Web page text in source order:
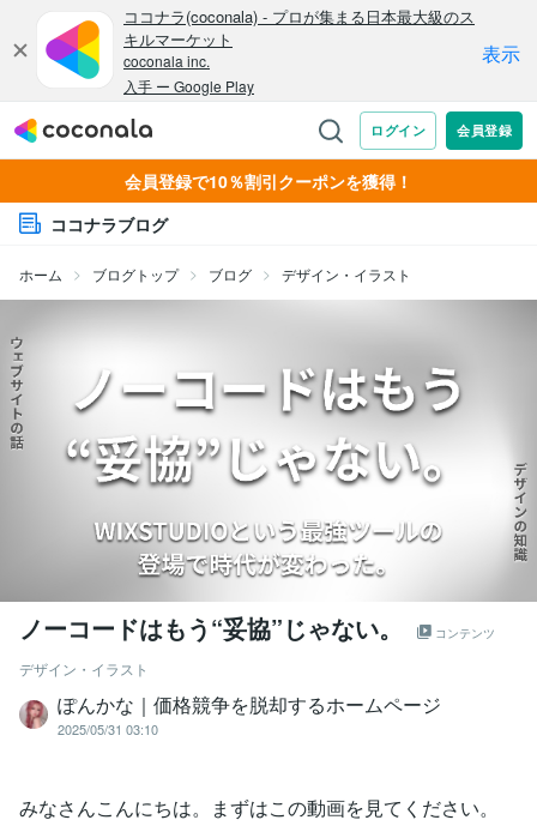
会員登録で10％割引クーポンを獲得！
ココナラブログ
ホーム ブログトップ ブログ デザイン・イラスト
ノーコードはもう“妥協”じゃない。 コンテンツ
デザイン・イラスト
ぽんかな｜価格競争を脱却するホームページ
2025/05/31 03:10
みなさんこんにちは。まずはこの動画を見てください。